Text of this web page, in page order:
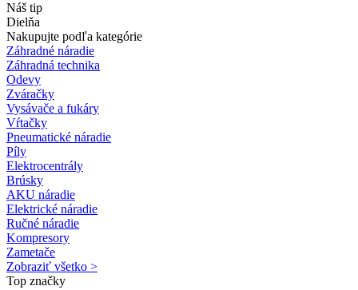
Náš tip
Dielňa
Nakupujte podľa kategórie
Záhradné náradie
Záhradná technika
Odevy
Zváračky
Vysávače a fukáry
Vŕtačky
Pneumatické náradie
Píly
Elektrocentrály
Brúsky
AKU náradie
Elektrické náradie
Ručné náradie
Kompresory
Zametače
Zobraziť všetko >
Top značky